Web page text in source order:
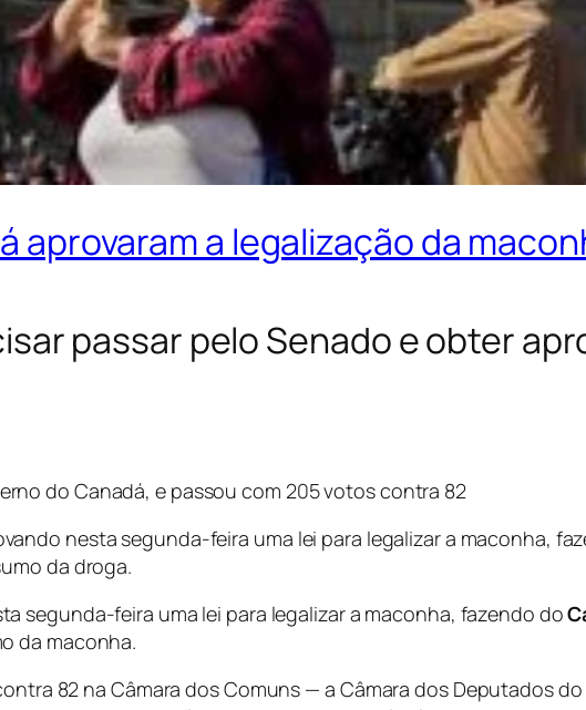
aprovaram a legalização da
passar pelo Senado e obter
do Canadá, e passou com 205 votos contra 82
nesta segunda-feira uma lei para legalizar a maconha,
da droga.
segunda-feira uma lei para legalizar a maconha, fazendo do
da maconha.
82 na Câmara dos Comuns — a Câmara dos Deputados